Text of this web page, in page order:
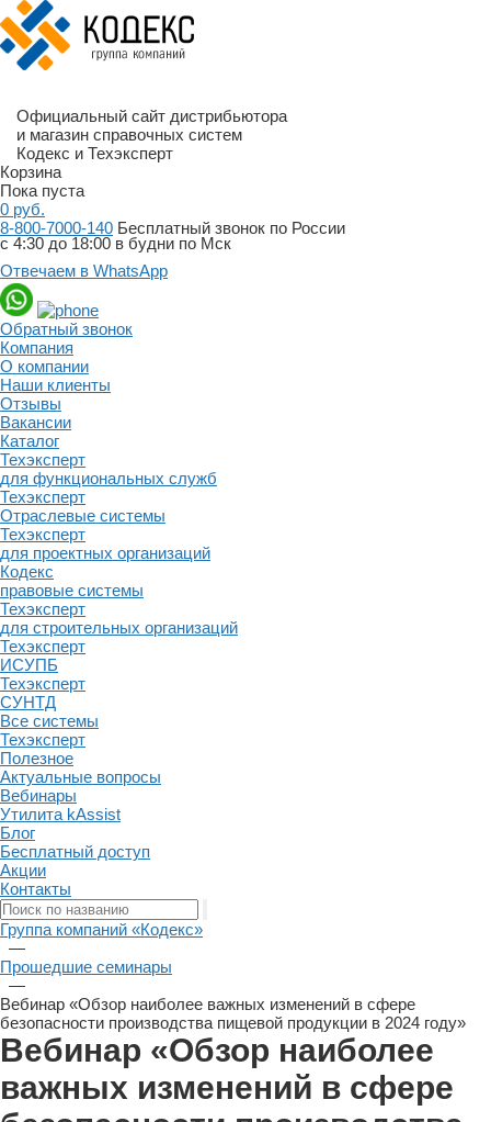
Официальный сайт дистрибьютора
и магазин справочных систем
Кодекс и Техэксперт
Корзина
Пока пуста
0 руб.
8-800-7000-140 Бесплатный звонок по России
с 4:30 до 18:00 в будни по Мск
Отвечаем в WhatsApp
Обратный звонок
Компания
О компании
Наши клиенты
Отзывы
Вакансии
Каталог
Техэксперт
для функциональных служб
Техэксперт
Отраслевые системы
Техэксперт
для проектных организаций
Кодекс
правовые системы
Техэксперт
для строительных организаций
Техэксперт
ИСУПБ
Техэксперт
СУНТД
Все системы
Техэксперт
Полезное
Актуальные вопросы
Вебинары
Утилита kAssist
Блог
Бесплатный доступ
Акции
Контакты
Группа компаний «Кодекс»
—
Прошедшие семинары
—
Вебинар «Обзор наиболее важных изменений в сфере
безопасности производства пищевой продукции в 2024 году»
Вебинар «Обзор наиболее
важных изменений в сфере